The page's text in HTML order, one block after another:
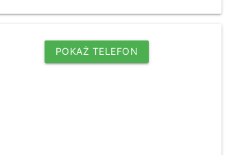
POKAŻ TELEFON